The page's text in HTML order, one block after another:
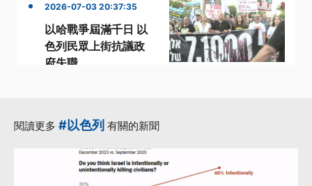
2026-07-03 20:37:35
以哈戰爭屆滿千日 以
色列民眾上街抗議政
府失職
閱讀更多 #以色列 有關的新聞